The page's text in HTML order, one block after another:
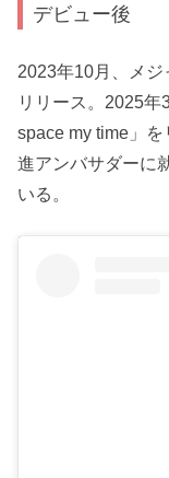
デビュー後
2023年10月、メ
リリース。2025
space my time」
進アンバサダーに
いる。